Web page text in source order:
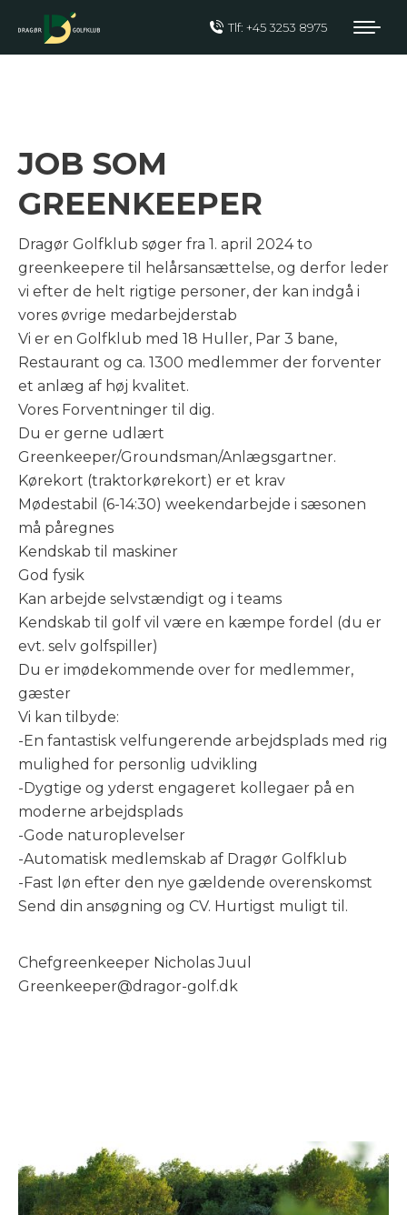
Tlf: +45 3253 8975
JOB SOM
GREENKEEPER
Dragør Golfklub søger fra 1. april 2024 to
greenkeepere til helårsansættelse, og derfor leder
vi efter de helt rigtige personer, der kan indgå i
vores øvrige medarbejderstab
Vi er en Golfklub med 18 Huller, Par 3 bane,
Restaurant og ca. 1300 medlemmer der forventer
et anlæg af høj kvalitet.
Vores Forventninger til dig.
Du er gerne udlært
Greenkeeper/Groundsman/Anlægsgartner.
Kørekort (traktorkørekort) er et krav
Mødestabil (6-14:30) weekendarbejde i sæsonen
må påregnes
Kendskab til maskiner
God fysik
Kan arbejde selvstændigt og i teams
Kendskab til golf vil være en kæmpe fordel (du er
evt. selv golfspiller)
Du er imødekommende over for medlemmer,
gæster
Vi kan tilbyde:
-En fantastisk velfungerende arbejdsplads med rig
mulighed for personlig udvikling
-Dygtige og yderst engageret kollegaer på en
moderne arbejdsplads
-Gode naturoplevelser
-Automatisk medlemskab af Dragør Golfklub
-Fast løn efter den nye gældende overenskomst
Send din ansøgning og CV. Hurtigst muligt til.
Chefgreenkeeper Nicholas Juul
Greenkeeper@dragor-golf.dk